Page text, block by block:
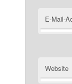
E-Mail-
Website